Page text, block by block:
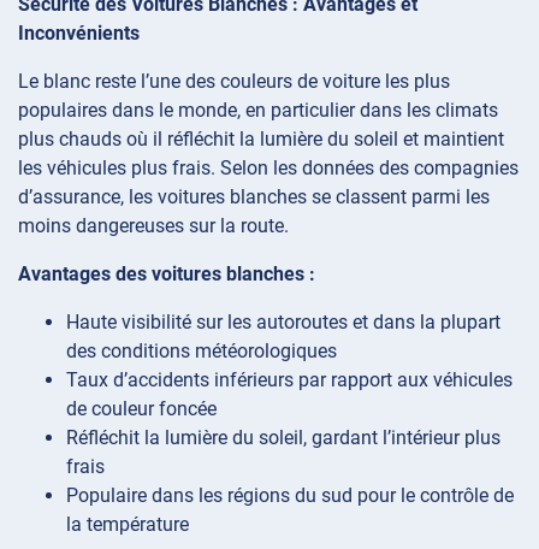
Inconvénients
Le blanc reste l’une des couleurs de voiture les plus
populaires dans le monde, en particulier dans les climats
plus chauds où il réfléchit la lumière du soleil et maintient
les véhicules plus frais. Selon les données des compagnies
d’assurance, les voitures blanches se classent parmi les
moins dangereuses sur la route.
Avantages des voitures blanches :
Haute visibilité sur les autoroutes et dans la plupart
des conditions météorologiques
Taux d’accidents inférieurs par rapport aux véhicules
de couleur foncée
Réfléchit la lumière du soleil, gardant l’intérieur plus
frais
Populaire dans les régions du sud pour le contrôle de
la température